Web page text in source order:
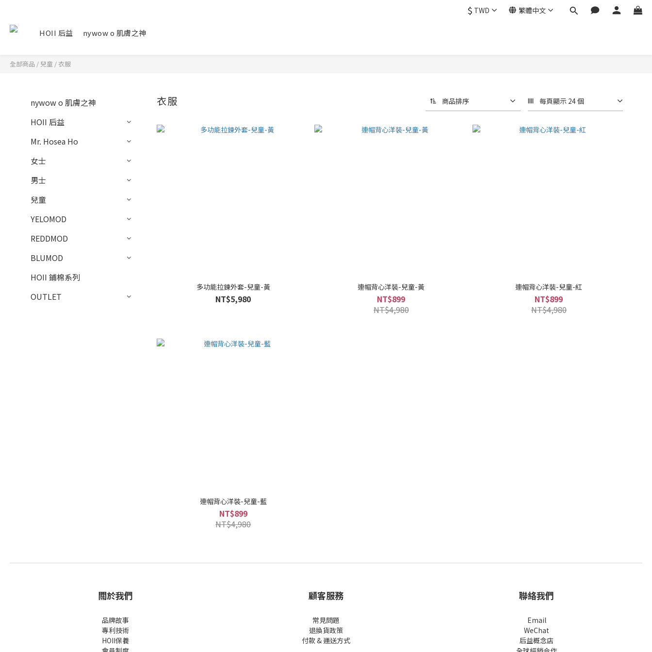
$ TWD 繁體中文
HOII 后益 nywow o 肌膚之神
全部商品 / 兒童 / 衣服
nywow o 肌膚之神
HOII 后益
Mr. Hosea Ho
女士
男士
兒童
YELOMOD
REDDMOD
BLUMOD
HOII 鋪棉系列
OUTLET
衣服 商品排序 每頁顯示 24 個
多功能拉鍊外套-兒童-黃
NT$5,980
連帽背心洋裝-兒童-黃
NT$899
NT$4,980
連帽背心洋裝-兒童-紅
NT$899
NT$4,980
連帽背心洋裝-兒童-藍
NT$899
NT$4,980
關於我們
品牌故事
專利技術
HOII保養
顧客服務
常見問題
退換貨政策
付款 & 運送方式
聯絡我們
Email
WeChat
后益概念店